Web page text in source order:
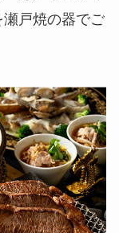
戸焼の器でご